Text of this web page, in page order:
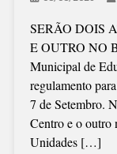
SERÃO DOIS
E OUTRO NO
Municipal de
regulamento
7 de Setembro.
Centro e o outro
Unidades […]